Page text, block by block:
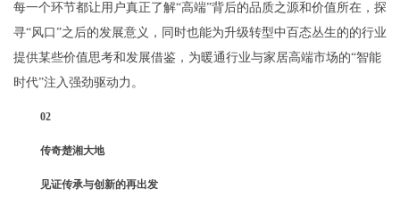
每一个环节都让用户真正了解“高端”背后的品质之源和价值所在，探
寻“风口”之后的发展意义，同时也能为升级转型中百态丛生的的行业
提供某些价值思考和发展借鉴，为暖通行业与家居高端市场的“智能
时代”注入强劲驱动力。
02
传奇楚湘大地
见证传承与创新的再出发